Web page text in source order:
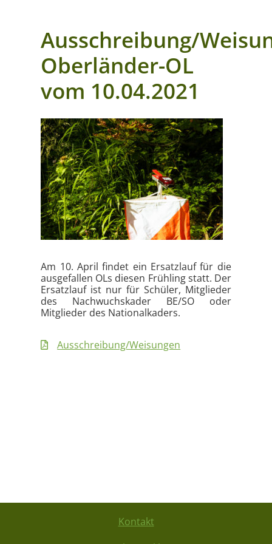
Ausschreibung/
Oberländer-OL
vom 10.04.2021
Am 10. April findet ein Ersatzlauf für die
ausgefallen OLs diesen Frühling statt. Der
Ersatzlauf ist nur für Schüler, Mitglieder
des Nachwuchskader BE/SO oder
Mitglieder des Nationalkaders.
Ausschreibung/Weisungen
Kontakt